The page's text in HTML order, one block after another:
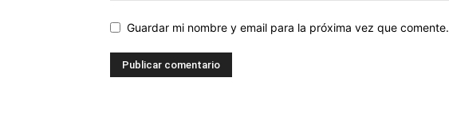
Guardar mi nombre y email para la próxima vez que comente.